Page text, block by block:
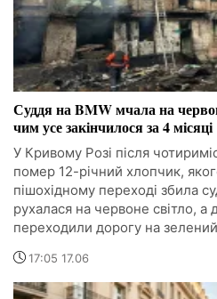
Суддя на BMW мчала на
чим усе закінчилося за 4 місяці
У Кривому Розі після
помер 12-річний хлопчик,
пішохідному переході збила
рухалася на червоне світло,
переходили дорогу на
17:05 17.06